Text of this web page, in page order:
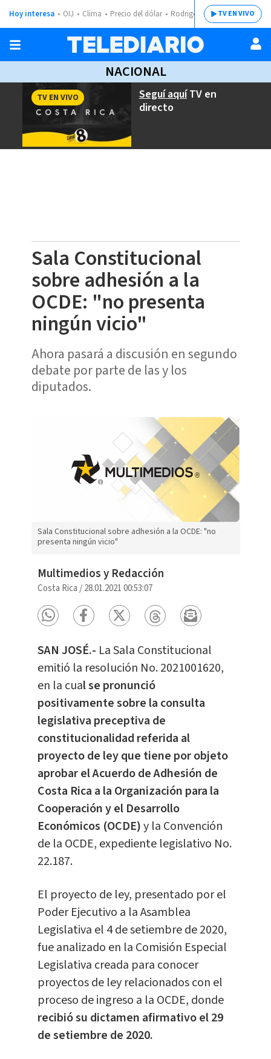
Hoy interesa OIJ Clima Precio del dólar Rodrigo ChavesTV EN VIVO
NACIONAL
Seguí aquíTV en
directo
TV EN VIVO
Sala Constitucional
sobre adhesión a la
OCDE: "no presenta
ningún vicio"
Ahora pasará a discusión en segundo
debate por parte de las y los
diputados.
Sala Constitucional sobre adhesión a la OCDE: "no
presenta ningún vicio"
Multimedios y Redacción
Costa Rica /28.01.2021 00:53:07
SAN JOSÉ.- La Sala Constitucional
emitió la resolución No. 2021001620,
en la cual se pronunció
positivamente sobre la consulta
legislativa preceptiva de
constitucionalidad referida al
proyecto de ley que tiene por objeto
aprobar el Acuerdo de Adhesión de
Costa Rica a la Organización para la
Cooperación y el Desarrollo
Económicos (OCDE)y la Convención
de la OCDE, expediente legislativo No.
22.187.
El proyecto de ley, presentado por el
Poder Ejecutivo a la Asamblea
Legislativa el 4 de setiembre de 2020,
fue analizado en la Comisión Especial
Legislativa creada para conocer
proyectos de ley relacionados con el
proceso de ingreso a la OCDE, donde
recibió su dictamen afirmativo el 29
de setiembre de 2020.